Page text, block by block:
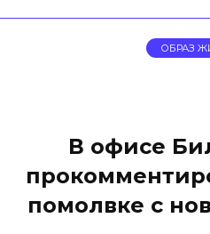
ОБРАЗ
В офисе
помолвке с